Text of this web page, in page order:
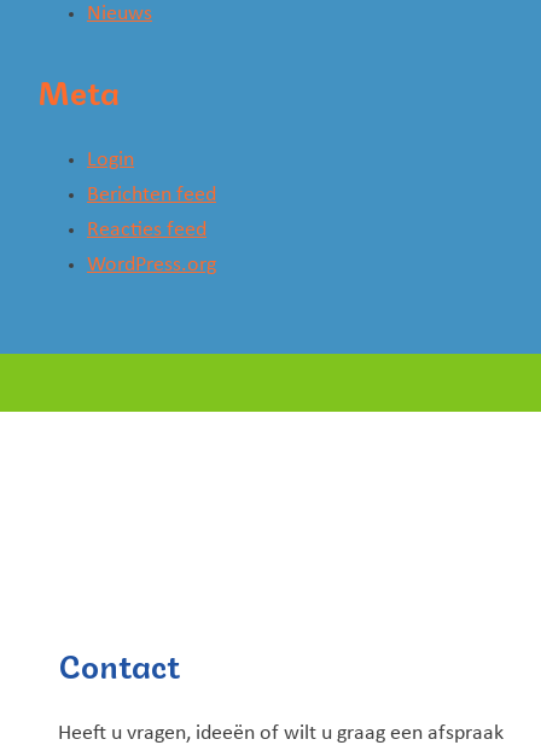
Nieuws
Meta
Login
Berichten feed
Reacties feed
WordPress.org
Contact
Heeft u vragen, ideeën of wilt u graag een afspraak